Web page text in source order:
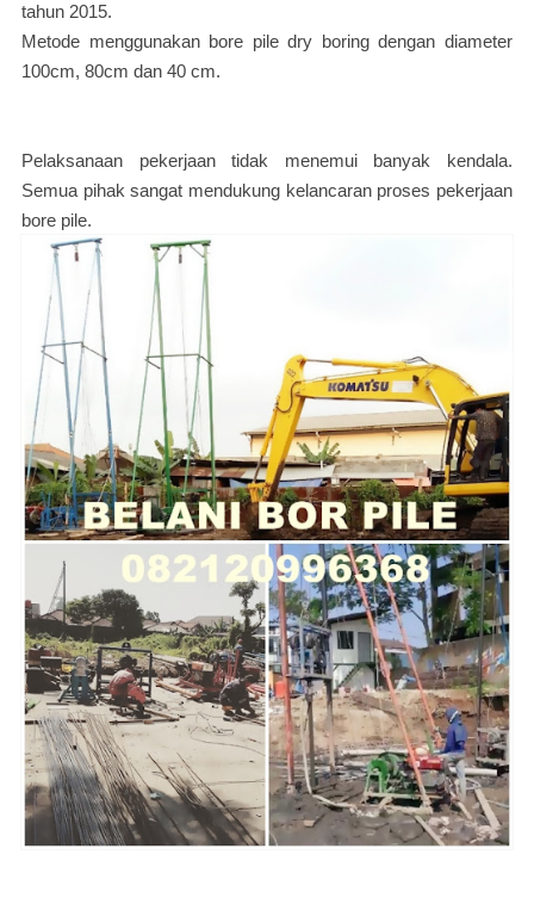
tahun 2015.
Metode menggunakan bore pile dry boring dengan diameter
100cm, 80cm dan 40 cm.
Pelaksanaan pekerjaan tidak menemui banyak kendala.
Semua pihak sangat mendukung kelancaran proses pekerjaan
bore pile.